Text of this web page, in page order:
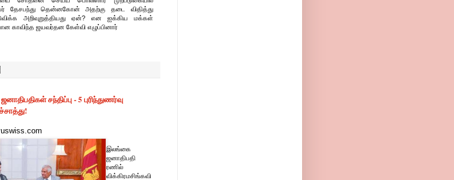
தேசபந்து தென்னகோன் அதற்கு தடை விதித்து
அறிவுறுத்தியது ஏன்? என ஐக்கிய மக்கள்
காவிந்த ஜயவர்தன கேள்வி எழுப்பினார்
சந்திப்பு - 5 புரிந்துணர்வு
இலங்கை
ஜனாதிபதி
ரணில்
விக்கிரமசிங்கவி